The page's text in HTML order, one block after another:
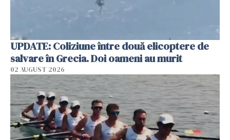
UPDATE: Coliziune între două elicoptere de
salvare în Grecia. Doi oameni au murit
02 AUGUST 2026